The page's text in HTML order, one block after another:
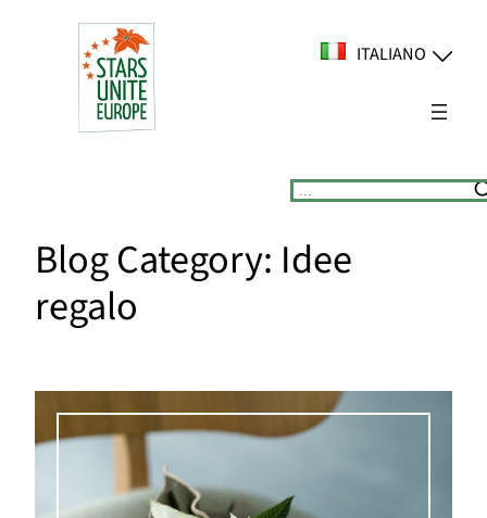
contenuto
ITALIANO
Suchen
Blog Category: Idee
regalo